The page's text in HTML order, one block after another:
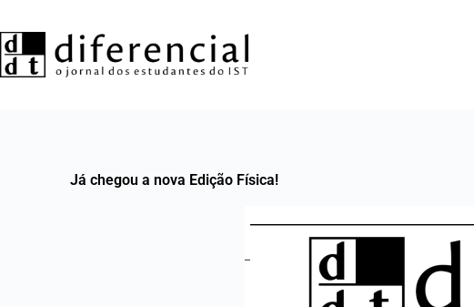
Já chegou a nova Edição Física!